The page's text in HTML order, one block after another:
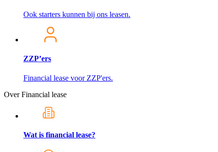
Ook starters kunnen bij ons leasen.
ZZP’ers
Financial lease voor ZZP'ers.
Over Financial lease
Wat is financial lease?